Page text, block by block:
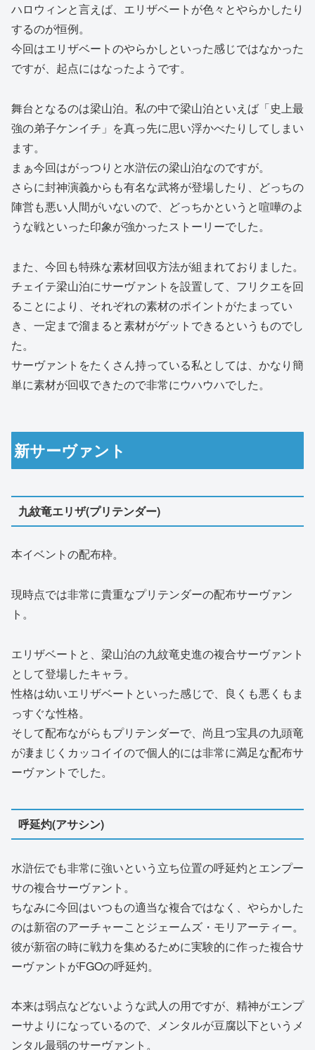
ハロウィンと言えば、エリザベートが色々とやらかしたり
するのが恒例。
今回はエリザベートのやらかしといった感じではなかった
ですが、起点にはなったようです。
舞台となるのは梁山泊。私の中で梁山泊といえば「史上最
強の弟子ケンイチ」を真っ先に思い浮かべたりしてしまい
ます。
まぁ今回はがっつりと水滸伝の梁山泊なのですが。
さらに封神演義からも有名な武将が登場したり、どっちの
陣営も悪い人間がいないので、どっちかというと喧嘩のよ
うな戦といった印象が強かったストーリーでした。
また、今回も特殊な素材回収方法が組まれておりました。
チェイテ梁山泊にサーヴァントを設置して、フリクエを回
ることにより、それぞれの素材のポイントがたまってい
き、一定まで溜まると素材がゲットできるというものでし
た。
サーヴァントをたくさん持っている私としては、かなり簡
単に素材が回収できたので非常にウハウハでした。
新サーヴァント
九紋竜エリザ(プリテンダー)
本イベントの配布枠。
現時点では非常に貴重なプリテンダーの配布サーヴァン
ト。
エリザベートと、梁山泊の九紋竜史進の複合サーヴァント
として登場したキャラ。
性格は幼いエリザベートといった感じで、良くも悪くもま
っすぐな性格。
そして配布ながらもプリテンダーで、尚且つ宝具の九頭竜
が凄まじくカッコイイので個人的には非常に満足な配布サ
ーヴァントでした。
呼延灼(アサシン)
水滸伝でも非常に強いという立ち位置の呼延灼とエンプー
サの複合サーヴァント。
ちなみに今回はいつもの適当な複合ではなく、やらかした
のは新宿のアーチャーことジェームズ・モリアーティー。
彼が新宿の時に戦力を集めるために実験的に作った複合サ
ーヴァントがFGOの呼延灼。
本来は弱点などないような武人の用ですが、精神がエンプ
ーサよりになっているので、メンタルが豆腐以下というメ
ンタル最弱のサーヴァント。